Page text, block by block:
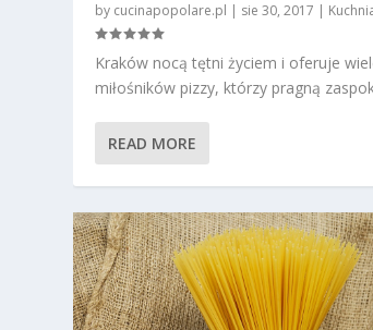
by cucinapopolare.pl | sie 30, 2017 |
Kraków nocą tętni życiem i oferuje
miłośników pizzy, którzy pragną
READ MORE